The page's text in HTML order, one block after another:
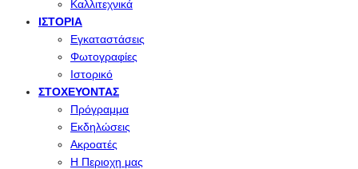
Καλλιτεχνικά
ΙΣΤΟΡΊΑ
Εγκαταστάσεις
Φωτογραφίες
Ιστορικό
ΣΤΟΧΕΎΟΝΤΑΣ
Πρόγραμμα
Εκδηλώσεις
Ακροατές
Η Περιοχη μας